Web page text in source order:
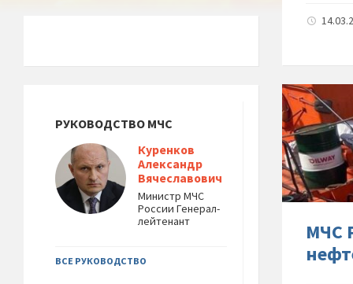
МЧС
РУКОВОДСТВО МЧС
Куренков
Александр
Вячеславович
Министр МЧС
России Генерал-
лейтенант
ВСЕ РУКОВОДСТВО